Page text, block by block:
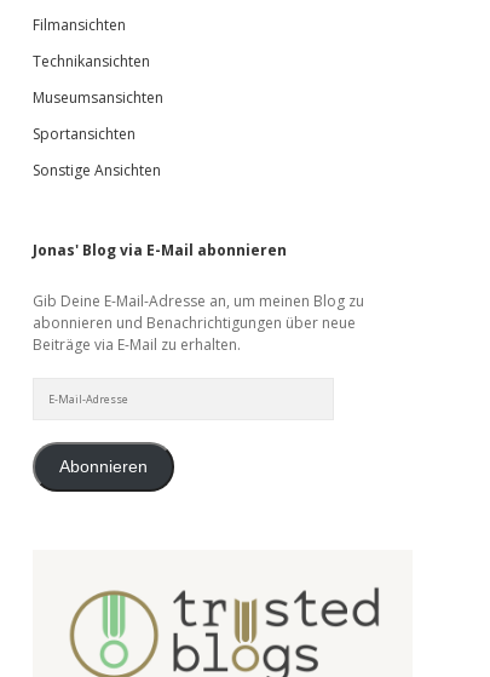
Filmansichten
Technikansichten
Museumsansichten
Sportansichten
Sonstige Ansichten
Jonas' Blog via E-Mail abonnieren
Gib Deine E-Mail-Adresse an, um meinen Blog zu
abonnieren und Benachrichtigungen über neue
Beiträge via E-Mail zu erhalten.
Mail-
Abonnieren